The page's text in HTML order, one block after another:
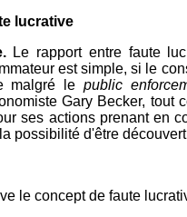
lucrative
Le rapport entre faute
est simple, si le
malgré le public
Gary Becker, tout
ses actions prenant en
possibilité d'être
le concept de faute